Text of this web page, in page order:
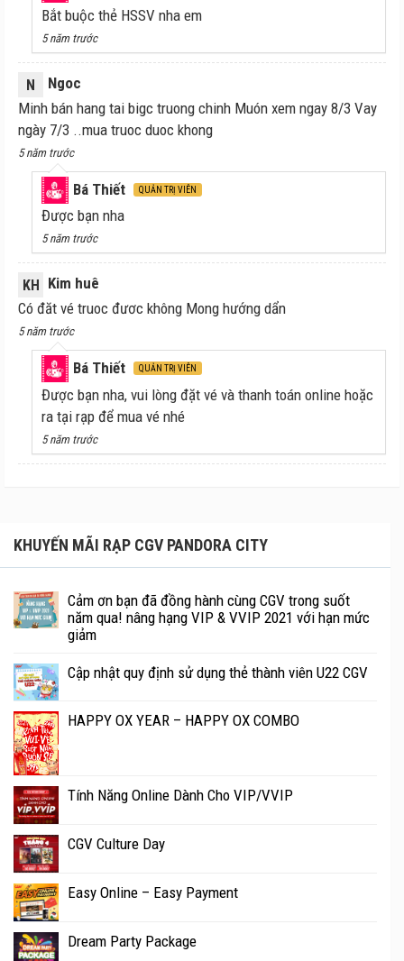
Bắt buộc thẻ HSSV nha em
5 năm trước
N
Ngoc
Minh bán hang tai bigc truong chinh Muón xem ngay 8/3 Vay
ngày 7/3 ..mua truoc duoc khong
5 năm trước
Bá Thiết QUẢN TRỊ VIÊN
Được bạn nha
5 năm trước
KH Kim huê
Có đăt vé truoc đươc không Mong hướng dẩn
5 năm trước
Bá Thiết QUẢN TRỊ VIÊN
Được bạn nha, vui lòng đặt vé và thanh toán online hoặc
ra tại rạp để mua vé nhé
5 năm trước
KHUYẾN MÃI RẠP CGV PANDORA CITY
Cảm ơn bạn đã đồng hành cùng CGV trong suốt
năm qua! nâng hạng VIP & VVIP 2021 với hạn mức
giảm
Cập nhật quy định sử dụng thẻ thành viên U22 CGV
HAPPY OX YEAR – HAPPY OX COMBO
Tính Năng Online Dành Cho VIP/VVIP
CGV Culture Day
Easy Online – Easy Payment
Dream Party Package